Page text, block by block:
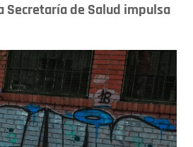
Secretaría de Salud impulsa